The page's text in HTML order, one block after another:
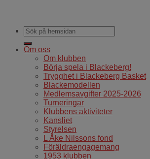
Om oss
Om klubben
Börja spela i Blackeberg!
Trygghet i Blackeberg Basket
Blackemodellen
Medlemsavgifter 2025-2026
Turneringar
Klubbens aktiviteter
Kansliet
Styrelsen
L Åke Nilssons fond
Föräldraengagemang
1953 klubben